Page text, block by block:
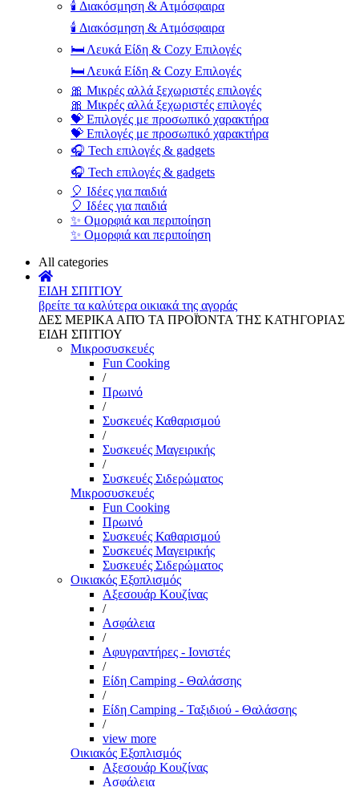
🕯️ Διακόσμηση & Ατμόσφαιρα
🕯️ Διακόσμηση & Ατμόσφαιρα
🛏️ Λευκά Είδη & Cozy Επιλογές
🛏️ Λευκά Είδη & Cozy Επιλογές
🎀 Μικρές αλλά ξεχωριστές επιλογές
🎀 Μικρές αλλά ξεχωριστές επιλογές
💝 Επιλογές με προσωπικό χαρακτήρα
💝 Επιλογές με προσωπικό χαρακτήρα
🎧 Tech επιλογές & gadgets
🎧 Tech επιλογές & gadgets
🎈 Ιδέες για παιδιά
🎈 Ιδέες για παιδιά
✨ Ομορφιά και περιποίηση
✨ Ομορφιά και περιποίηση
All categories
ΕΙΔΗ ΣΠΙΤΙΟΥ
βρείτε τα καλύτερα οικιακά της αγοράς
ΔΕΣ ΜΕΡΙΚΑ ΑΠΌ ΤΑ ΠΡΟΪΌΝΤΑ ΤΗΣ ΚΑΤΗΓΟΡΙΑΣ
ΕΙΔΗ ΣΠΙΤΙΟΥ
Μικροσυσκευές
Fun Cooking
/
Πρωινό
/
Συσκευές Καθαρισμού
/
Συσκευές Μαγειρικής
/
Συσκευές Σιδερώματος
Μικροσυσκευές
Fun Cooking
Πρωινό
Συσκευές Καθαρισμού
Συσκευές Μαγειρικής
Συσκευές Σιδερώματος
Οικιακός Εξοπλισμός
Αξεσουάρ Κουζίνας
/
Ασφάλεια
/
Αφυγραντήρες - Ιονιστές
/
Είδη Camping - Θαλάσσης
/
Είδη Camping - Ταξιδιού - Θαλάσσης
/
view more
Οικιακός Εξοπλισμός
Αξεσουάρ Κουζίνας
Ασφάλεια